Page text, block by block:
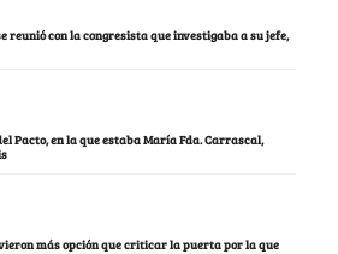
reunió con la congresista que investigaba a su jefe,
Pacto, en la que estaba María Fda. Carrascal,
más opción que criticar la puerta por la que